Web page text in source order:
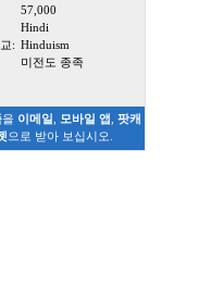
57,000
Hindi
: Hinduism
미전도 종족
을 이메일 모바일 앱 팟캐
으로 받아 보십시오.